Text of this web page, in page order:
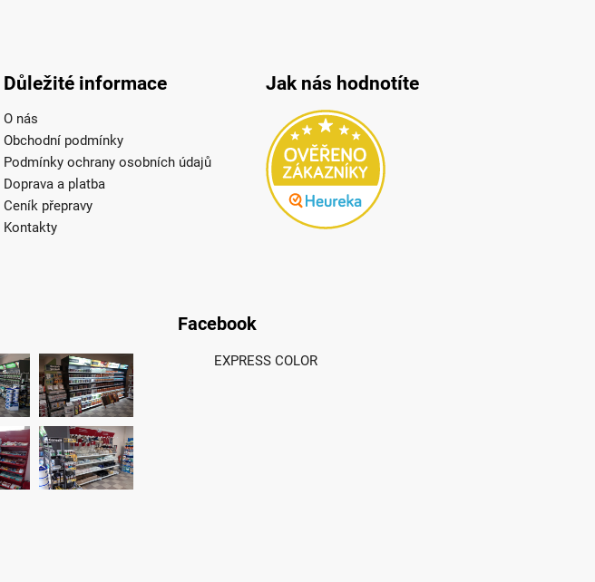
Důležité informace
O nás
Obchodní podmínky
Podmínky ochrany osobních údajů
Doprava a platba
Ceník přepravy
Kontakty
Jak nás hodnotíte
Facebook
EXPRESS COLOR